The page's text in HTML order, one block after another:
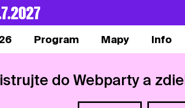
Program Mapy Info
do Webparty a